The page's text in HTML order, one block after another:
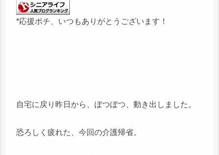
*応援ポチ、いつもありがとうございます！
自宅に戻り昨日から、ぼつぼつ、動き出しました。
恐ろしく疲れた、今回の介護帰省。